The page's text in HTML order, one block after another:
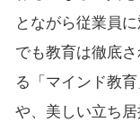
とながら従業員
でも教育は徹底
る「マインド教
や、美しい立ち